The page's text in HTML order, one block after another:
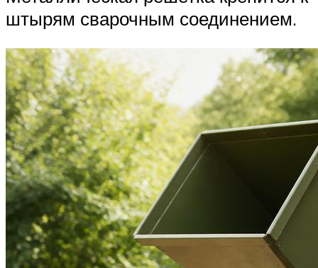
штырям сварочным соединением.